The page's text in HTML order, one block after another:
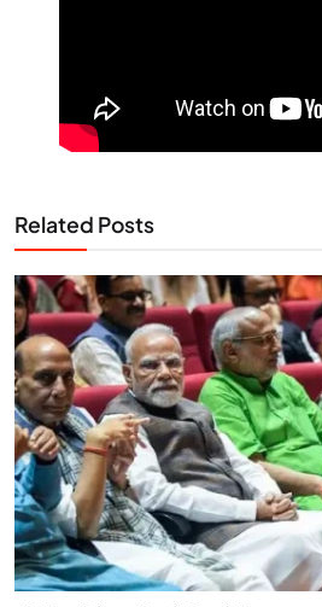
Related Posts